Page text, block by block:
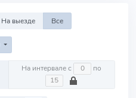
На выезде Все
На интервале с по